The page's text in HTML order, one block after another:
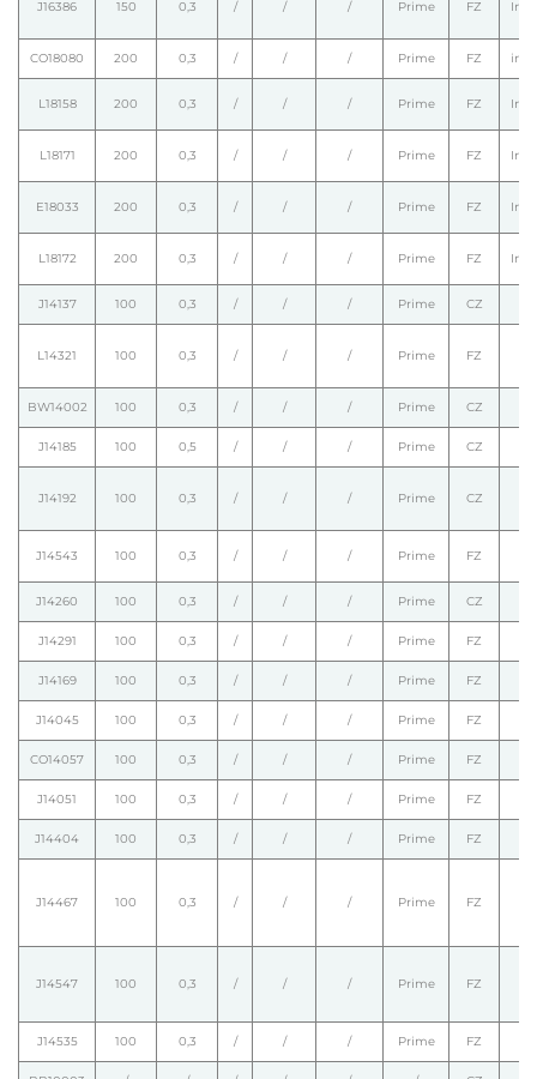
J16386 150 0,3 / / / Prime FZ
CO18080 200 0,3 / / / Prime FZ
L18158 200 0,3 / / / Prime FZ
L18171 200 0,3 / / / Prime FZ
E18033 200 0,3 / / / Prime FZ
L18172 200 0,3 / / / Prime FZ
J14137 100 0,3 / / / Prime CZ
L14321 100 0,3 / / / Prime FZ
BW14002 100 0,3 / / / Prime CZ
J14185 100 0,5 / / / Prime CZ
J14192 100 0,3 / / / Prime CZ
J14543 100 0,3 / / / Prime FZ
J14260 100 0,3 / / / Prime CZ
J14291 100 0,3 / / / Prime FZ
J14169 100 0,3 / / / Prime FZ
J14045 100 0,3 / / / Prime FZ
CO14057 100 0,3 / / / Prime FZ
J14051 100 0,3 / / / Prime FZ
J14404 100 0,3 / / / Prime FZ
J14467 100 0,3 / / / Prime FZ
J14547 100 0,3 / / / Prime FZ
J14535 100 0,3 / / / Prime FZ